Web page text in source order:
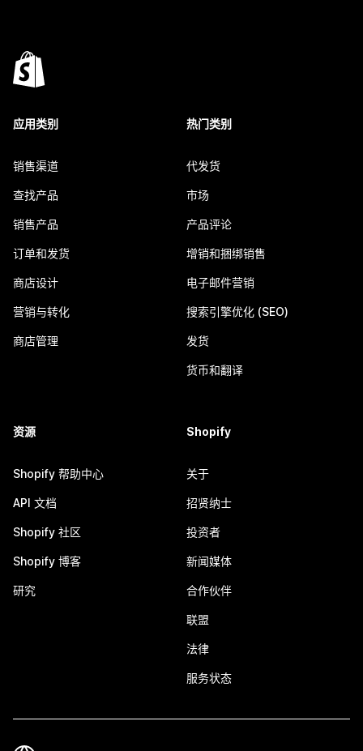
应用类别
销售渠道
查找产品
销售产品
订单和发货
商店设计
营销与转化
商店管理
热门类别
代发货
市场
产品评论
增销和捆绑销售
电子邮件营销
搜索引擎优化 (SEO)
发货
货币和翻译
资源
Shopify 帮助中心
API 文档
Shopify 社区
Shopify 博客
研究
Shopify
关于
招贤纳士
投资者
新闻媒体
合作伙伴
联盟
法律
服务状态